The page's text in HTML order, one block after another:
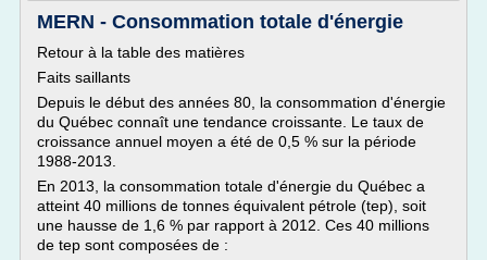
MERN - Consommation totale d'énergie
Retour à la table des matières
Faits saillants
Depuis le début des années 80, la consommation d'énergie
du Québec connaît une tendance croissante. Le taux de
croissance annuel moyen a été de 0,5 % sur la période
1988-2013.
En 2013, la consommation totale d'énergie du Québec a
atteint 40 millions de tonnes équivalent pétrole (tep), soit
une hausse de 1,6 % par rapport à 2012. Ces 40 millions
de tep sont composées de :